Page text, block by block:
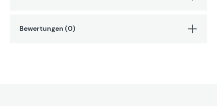
Bewertungen (0)